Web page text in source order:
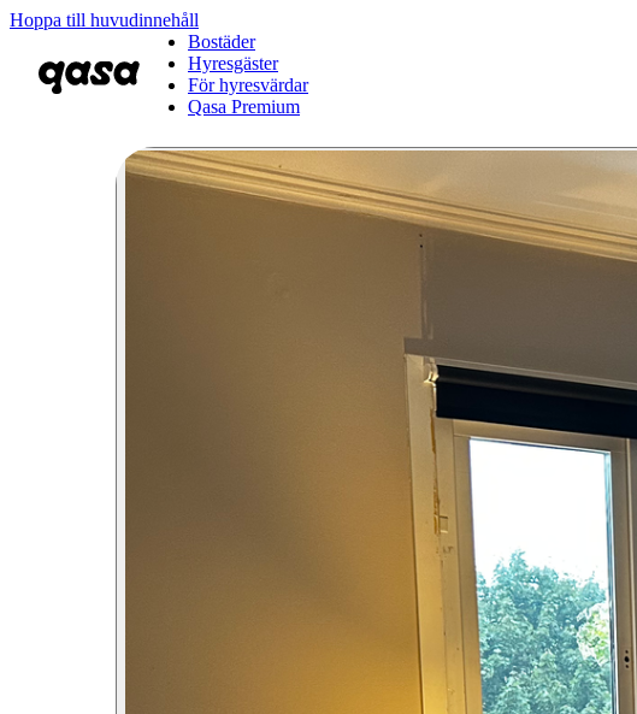
Hoppa till huvudinnehåll
Bostäder
Hyresgäster
För hyresvärdar
Qasa Premium